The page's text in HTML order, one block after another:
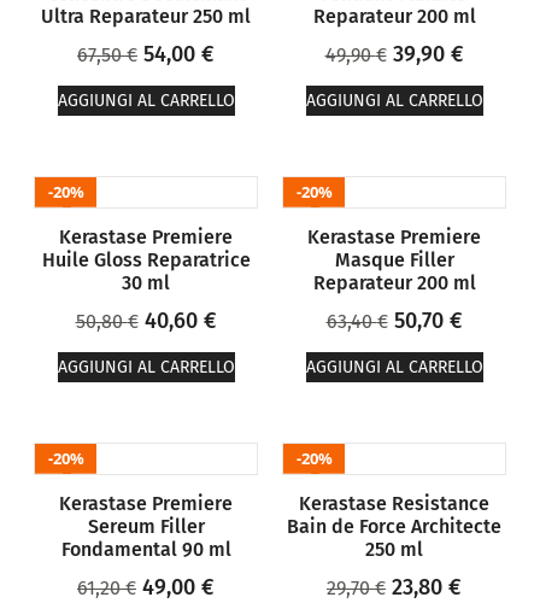
Ultra Reparateur 250 ml
67,50€ 54,00 €
AGGIUNGI AL CARRELLO
Reparateur 200 ml
49,90€ 39,90 €
AGGIUNGI AL CARRELLO
20%
Kerastase Premiere
Huile Gloss Reparatrice
30 ml
50,80€ 40,60 €
AGGIUNGI AL CARRELLO
20%
Kerastase Premiere
Masque Filler
Reparateur 200 ml
63,40€ 50,70 €
AGGIUNGI AL CARRELLO
20%
Kerastase Premiere
Sereum Filler
Fondamental 90 ml
61,20€ 49,00 €
20%
Kerastase Resistance
Bain de Force Architecte
250 ml
29,70€ 23,80 €